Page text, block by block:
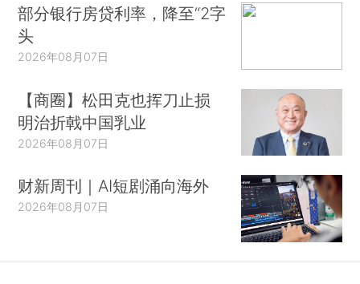
部分银行房贷利率，降至“2字
头
2026年08月07日
【商圈】松田克也挥刀止损
明治折戟中国乳业
2026年08月07日
财新周刊｜AI短剧涌向海外
2026年08月07日